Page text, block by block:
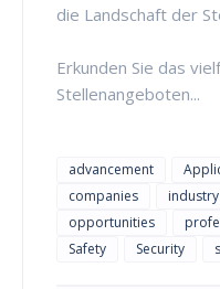
die Landschaft der
Erkunden Sie das
Stellenangeboten...
advancement
companies
industry
opportunities
Safety
Security